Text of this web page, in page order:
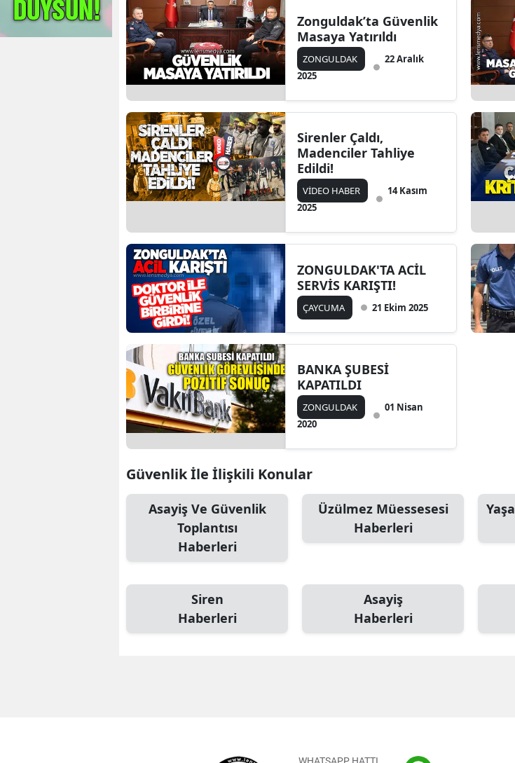
Zonguldak’ta Güvenlik
Masaya Yatırıldı
ZONGULDAK
22 Aralık
2025
Sirenler Çaldı,
Madenciler Tahliye
Edildi!
VİDEO HABER
14 Kasım
2025
ZONGULDAK'TA ACİL
SERVİS KARIŞTI!
ÇAYCUMA 21 Ekim 2025
BANKA ŞUBESİ
KAPATILDI
ZONGULDAK
01 Nisan
2020
Güvenlik İle İlişkili Konular
Asayiş Ve Güvenlik
Toplantısı
Haberleri
Üzülmez Müessesesi
Haberleri
Siren
Haberleri
Asayiş
Haberleri